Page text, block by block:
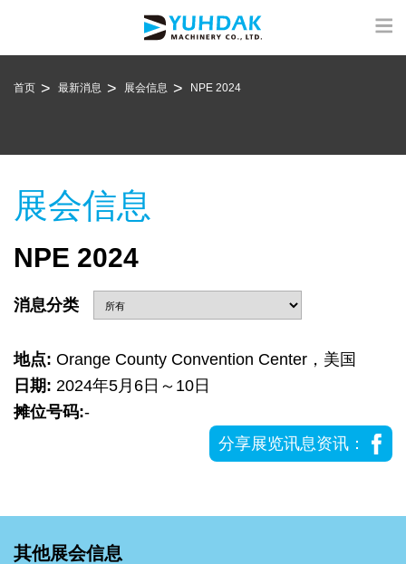
首页 最新消息 展会信息 NPE 2024
展会信息
NPE 2024
消息分类
地点: Orange County Convention Center，美国
日期: 2024年5月6日～10日
摊位号码:-
分享展览讯息资讯：
其他展会信息